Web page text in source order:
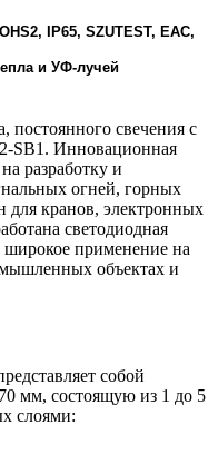
IP65, SZUTEST, EAC,
и УФ-лучей
постоянного свечения с
SB1. Инновационная
разработку и
огней, горных
для кранов, электронных
светодиодная
широкое применение на
объектах и
собой
мм, состоящую из 1 до 5
слоями: